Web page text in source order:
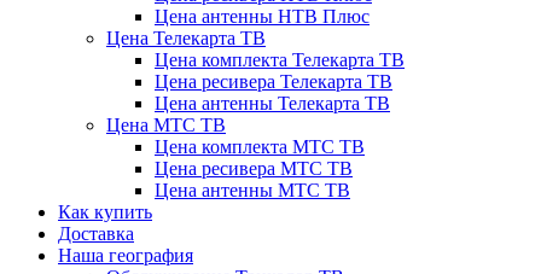
Цена антенны НТВ Плюс
Цена Телекарта ТВ
Цена комплекта Телекарта ТВ
Цена ресивера Телекарта ТВ
Цена антенны Телекарта ТВ
Цена МТС ТВ
Цена комплекта МТС ТВ
Цена ресивера МТС ТВ
Цена антенны МТС ТВ
Как купить
Доставка
Наша география